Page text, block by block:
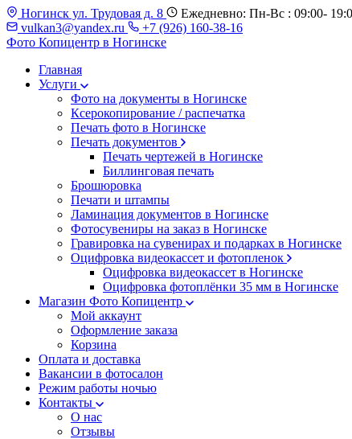
Ногинск ул. Трудовая д. 8
Ежедневно: Пн-Вс : 09:00-
vulkan3@yandex.ru
+7 (926) 160-38-16
Фото Копицентр в Ногинске
Главная
Услуги
Фото на документы в Ногинске
Ксерокопирование / распечатка
Печать фото в Ногинске
Печать документов
Печать чертежей в Ногинске
Биллинговая печать
Брошюровка
Печати и штампы
Ламинация документов в Ногинске
Фотосувениры на заказ в Ногинске
Гравировка на сувенирах и подарках в Ногинске
Оцифровка видеокассет и фотопленок
Оцифровка видеокассет в Ногинске
Оцифровка фотоплёнки 35 мм в Ногинске
Магазин Фото Копицентр
Мой аккаунт
Оформление заказа
Корзина
Оплата и доставка
Вакансии в фотосалон
Режим работы ночью
Контакты
О нас
Отзывы